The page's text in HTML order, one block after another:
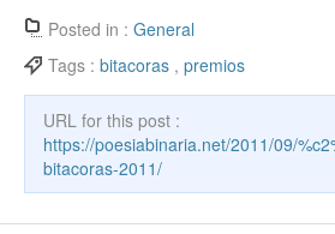
e
b
o
o
k
e
gr
a
m
n
e
a
m
e
k
e
dI
n
et
ar
tir
Posted in : General
Tags : bitacoras , premios
URL for this post :
https://poesiabinaria.net/2011/09/
bitacoras-2011/